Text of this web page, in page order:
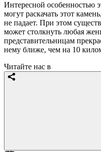
Интересной особенностью
могут раскачать этот
не падает. При этом
может столкнуть любая
представительницам
нему ближе, чем на 10
Читайте нас в